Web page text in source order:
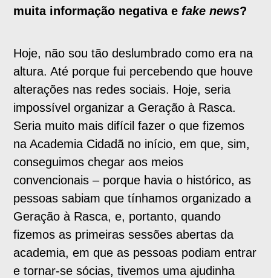
muita informação negativa e fake news?
Hoje, não sou tão deslumbrado como era na
altura. Até porque fui percebendo que houve
alterações nas redes sociais. Hoje, seria
impossível organizar a Geração à Rasca.
Seria muito mais difícil fazer o que fizemos
na Academia Cidadã no início, em que, sim,
conseguimos chegar aos meios
convencionais – porque havia o histórico, as
pessoas sabiam que tínhamos organizado a
Geração à Rasca, e, portanto, quando
fizemos as primeiras sessões abertas da
academia, em que as pessoas podiam entrar
e tornar-se sócias, tivemos uma ajudinha